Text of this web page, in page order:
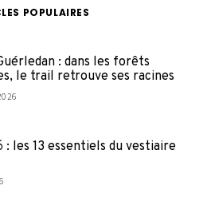
POPULAIRES
: dans les forêts
le trail retrouve ses racines
: les 13 essentiels du vestiaire